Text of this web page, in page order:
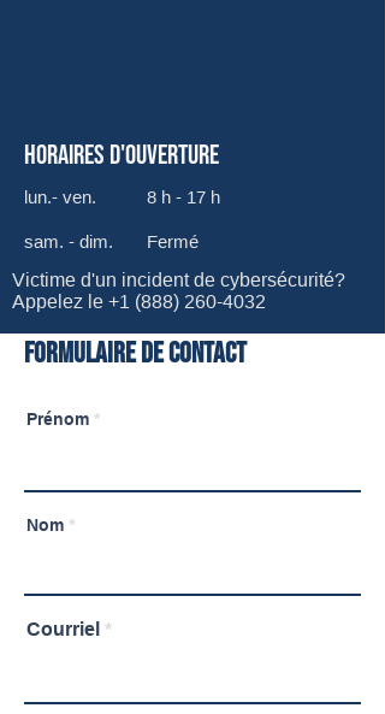
Horaires d'ouverture
lun.- ven. 8 h - 17 h
sam. - dim.
Fermé
Victime d'un incident de cybersécurité?
Appelez le +1 (888) 260-4032
Formulaire de contact
Prénom
Nom
Courriel